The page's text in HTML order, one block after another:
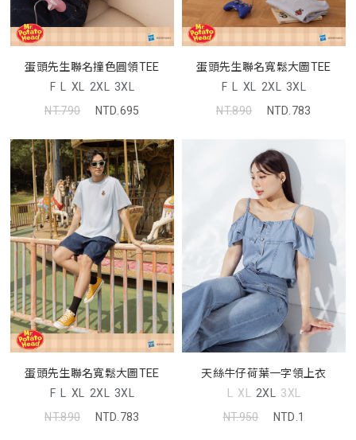
蛋頭先生聯名撞色圓領TEE
F L XL 2XL 3XL
NT.790
NTD.695
蛋頭先生聯名寬鬆大圖TEE
F L XL 2XL 3XL
NT.890
NTD.783
蛋頭先生聯名寬鬆大圖TEE
F L XL 2XL 3XL
NT.890
NTD.783
天絲牛仔荷葉一字領上衣
L XL 2XL 3XL
NT.950
NTD.1